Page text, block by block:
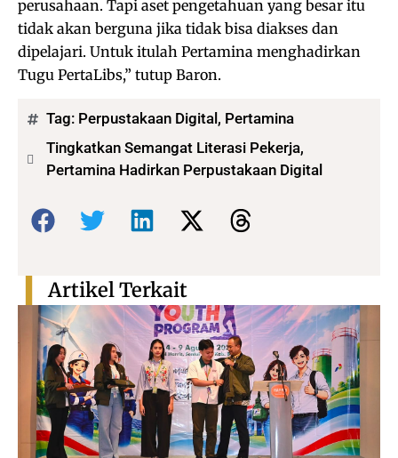
perusahaan. Tapi aset pengetahuan yang besar itu
tidak akan berguna jika tidak bisa diakses dan
dipelajari. Untuk itulah Pertamina menghadirkan
Tugu PertaLibs,” tutup Baron.
Tag: Perpustakaan Digital , Pertamina
Tingkatkan Semangat Literasi Pekerja,
Pertamina Hadirkan Perpustakaan Digital
Bagikan:
Artikel Terkait